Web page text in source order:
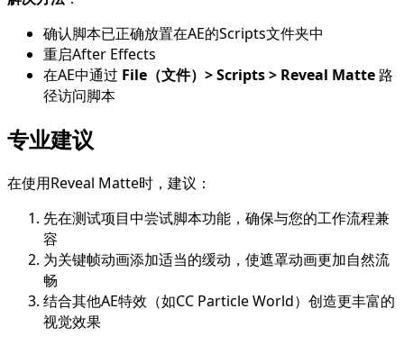
确认脚本已正确放置在AE的Scripts文件夹中
重启After Effects
在AE中通过 File（文件）> Scripts > Reveal Matte 路
径访问脚本
专业建议
在使用Reveal Matte时，建议：
先在测试项目中尝试脚本功能，确保与您的工作流程兼
容
为关键帧动画添加适当的缓动，使遮罩动画更加自然流
畅
结合其他AE特效（如CC Particle World）创造更丰富的
视觉效果